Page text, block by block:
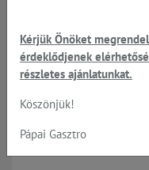
Robot
széles
Kérjük Önöket
érdeklődjenek
részletes ajánlatunkat.
Köszönjük!
Pápai Gasztro